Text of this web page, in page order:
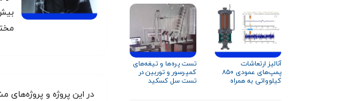
آنالیز ارتعاشات
پمپ‌های عمودی ۸۵۰
کیلوواتی به همراه
تست پره‌ها و تیغه‌های
کمپرسور و توربین در
تست سل کسکید